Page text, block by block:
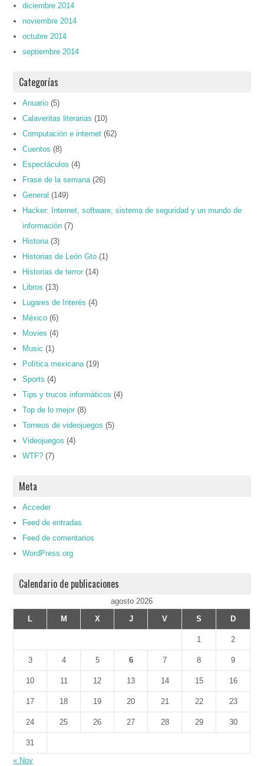
diciembre 2014
noviembre 2014
octubre 2014
septiembre 2014
Categorías
Anuario (5)
Calaveritas literarias (10)
Computación e internet (62)
Cuentos (8)
Espectáculos (4)
Frase de la semana (26)
General (149)
Hacker: Internet, software, sistema de seguridad y un mundo de
información (7)
Historia (3)
Historias de León Gto (1)
Historias de terror (14)
Libros (13)
Lugares de Interés (4)
México (6)
Movies (4)
Music (1)
Política mexicana (19)
Sports (4)
Tips y trucos informáticos (4)
Top de lo mejor (8)
Torneos de videojuegos (5)
Videojuegos (4)
WTF? (7)
Meta
Acceder
Feed de entradas
Feed de comentarios
WordPress.org
Calendario de publicaciones
agosto 2026
L
M X J V S D
1 2
3 4 5 6 7 8 9
10 11 12 13 14 15 16
17 18 19 20 21 22 23
24 25 26 27 28 29 30
31
« Nov